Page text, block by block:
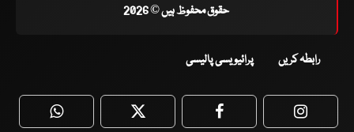
حقوق محفوظ ہیں © 2026
رابطہ کریں پرائیویسی پالیسی
WhatsApp Twitter Facebook